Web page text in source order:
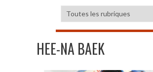
HEE-NA BAEK